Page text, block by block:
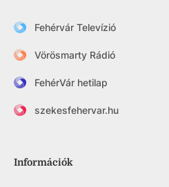
Fehérvár Televízió
Vörösmarty Rádió
FehérVár hetilap
szekesfehervar.hu
Információk